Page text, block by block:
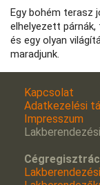
Egy bohém terasz
elhelyezett
és egy olyan
maradjunk.
Kapcsolat
Adatkezelési
Impresszum